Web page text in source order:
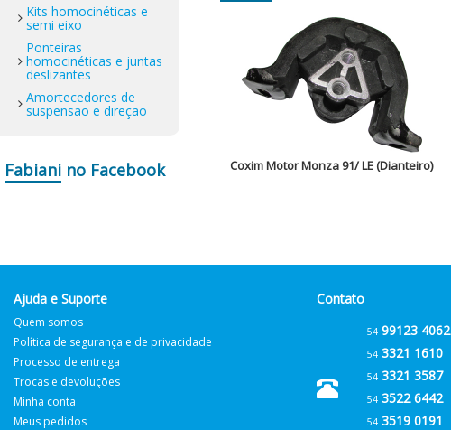
Kits homocinéticas e
semi eixo
Ponteiras
homocinéticas e juntas
deslizantes
Amortecedores de
suspensão e direção
Fabiani no Facebook Coxim Motor Monza 91/ LE (Dianteiro)
Ajuda e Suporte
Quem somos
Política de segurança e de privacidade
Processo de entrega
Trocas e devoluções
Minha conta
Meus pedidos
Contato
54 99123 4062
54 3321 1610
54 3321 3587
54 3522 6442
54 3519 0191